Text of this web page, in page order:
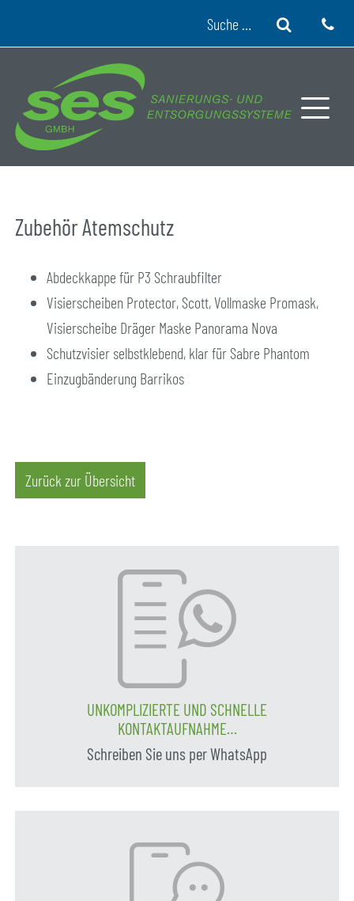
Suche
Zubehör Atemschutz
Abdeckkappe für P3 Schraubfilter
Visierscheiben Protector, Scott, Vollmaske Promask,
Visierscheibe Dräger Maske Panorama Nova
Schutzvisier selbstklebend, klar für Sabre Phantom
Einzugbänderung Barrikos
Zurück zur Übersicht
UNKOMPLIZIERTE UND SCHNELLE
KONTAKTAUFNAHME…
Schreiben Sie uns per WhatsApp